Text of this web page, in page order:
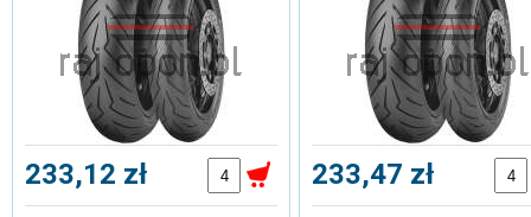
233,12 zł 233,47 zł